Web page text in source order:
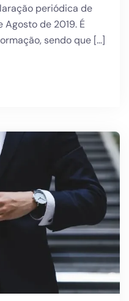
periódica de
de 2019. É
sendo que […]